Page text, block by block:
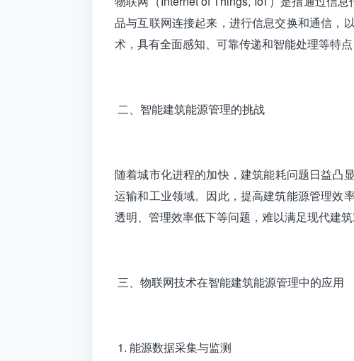
品与互联网连接起来，进行信息交换和通信，
术，具有全面感知、可靠传递和智能处理等特
二、智能建筑能源管理的挑战
随着城市化进程的加快，建筑能耗问题日益凸
运输和工业领域。因此，提高建筑能源管理效
透明、管理效率低下等问题，难以满足现代建筑
三、物联网技术在智能建筑能源管理中的应用
1. 能源数据采集与监测